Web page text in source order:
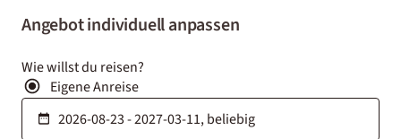
Angebot individuell anpassen
Wie willst du reisen?
Eigene Anreise